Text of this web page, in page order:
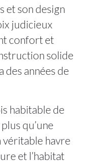
et son design
judicieux
confort et
solide
années de
habitable de
qu’une
véritable havre
et l’habitat